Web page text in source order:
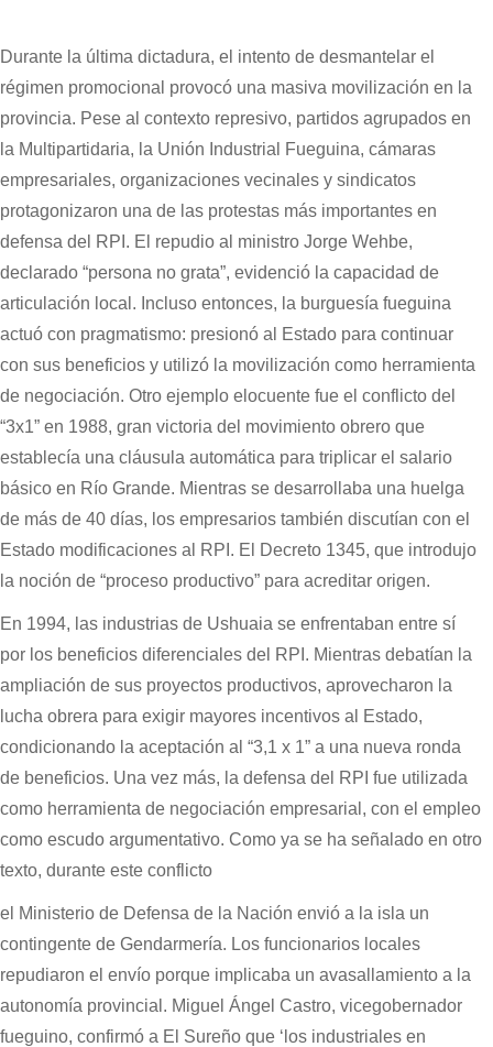
Durante la última dictadura, el intento de desmantelar el
régimen promocional provocó una masiva movilización en la
provincia. Pese al contexto represivo, partidos agrupados en
la Multipartidaria, la Unión Industrial Fueguina, cámaras
empresariales, organizaciones vecinales y sindicatos
protagonizaron una de las protestas más importantes en
defensa del RPI. El repudio al ministro Jorge Wehbe,
declarado “persona no grata”, evidenció la capacidad de
articulación local. Incluso entonces, la burguesía fueguina
actuó con pragmatismo: presionó al Estado para continuar
con sus beneficios y utilizó la movilización como herramienta
de negociación. Otro ejemplo elocuente fue el conflicto del
“3x1” en 1988, gran victoria del movimiento obrero que
establecía una cláusula automática para triplicar el salario
básico en Río Grande. Mientras se desarrollaba una huelga
de más de 40 días, los empresarios también discutían con el
Estado modificaciones al RPI. El Decreto 1345, que introdujo
la noción de “proceso productivo” para acreditar origen.
En 1994, las industrias de Ushuaia se enfrentaban entre sí
por los beneficios diferenciales del RPI. Mientras debatían la
ampliación de sus proyectos productivos, aprovecharon la
lucha obrera para exigir mayores incentivos al Estado,
condicionando la aceptación al “3,1 x 1” a una nueva ronda
de beneficios. Una vez más, la defensa del RPI fue utilizada
como herramienta de negociación empresarial, con el empleo
como escudo argumentativo. Como ya se ha señalado en otro
texto, durante este conflicto
el Ministerio de Defensa de la Nación envió a la isla un
contingente de Gendarmería. Los funcionarios locales
repudiaron el envío porque implicaba un avasallamiento a la
autonomía provincial. Miguel Ángel Castro, vicegobernador
fueguino, confirmó a El Sureño que ‘los industriales en